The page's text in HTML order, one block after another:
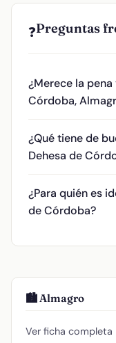
❓Preguntas
¿Merece la
Córdoba,
¿Qué tiene de
Dehesa de
¿Para quién es
de Córdoba?
🏙️ Almagro
Ver ficha completa